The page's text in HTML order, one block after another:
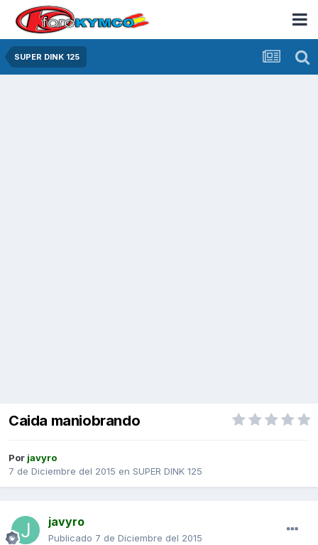
SUPER DINK 125
Caida maniobrando
Por javyro
7 de Diciembre del 2015 en SUPER DINK 125
javyro
Publicado 7 de Diciembre del 2015